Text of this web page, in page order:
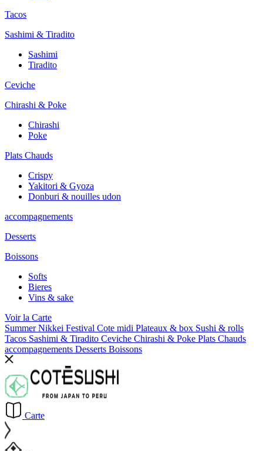
Tacos
Sashimi & Tiradito
Sashimi
Tiradito
Ceviche
Chirashi & Poke
Chirashi
Poke
Plats Chauds
Crispy
Yakitori & Gyoza
Donburi & nouilles udon
accompagnements
Desserts
Boissons
Softs
Bieres
Vins & sake
Voir la Carte
Summer Nikkei Festival Cote midi Plateaux & box Sushi & rolls
Tacos Sashimi & Tiradito Ceviche Chirashi & Poke Plats Chauds
accompagnements Desserts Boissons
Carte